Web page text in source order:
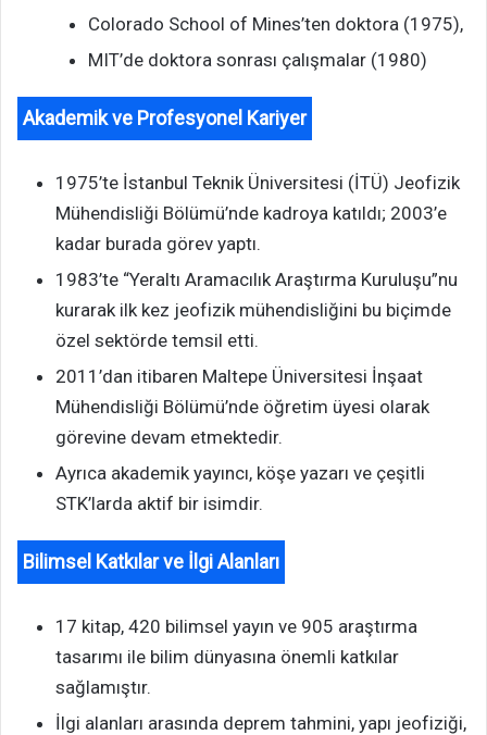
Colorado School of Mines’ten doktora (1975),
MIT’de doktora sonrası çalışmalar (1980)
Akademik ve Profesyonel Kariyer
1975’te İstanbul Teknik Üniversitesi (İTÜ) Jeofizik
Mühendisliği Bölümü’nde kadroya katıldı; 2003’e
kadar burada görev yaptı.
1983’te “Yeraltı Aramacılık Araştırma Kuruluşu”nu
kurarak ilk kez jeofizik mühendisliğini bu biçimde
özel sektörde temsil etti.
2011’dan itibaren Maltepe Üniversitesi İnşaat
Mühendisliği Bölümü’nde öğretim üyesi olarak
görevine devam etmektedir.
Ayrıca akademik yayıncı, köşe yazarı ve çeşitli
STK’larda aktif bir isimdir.
Bilimsel Katkılar ve İlgi Alanları
17 kitap, 420 bilimsel yayın ve 905 araştırma
tasarımı ile bilim dünyasına önemli katkılar
sağlamıştır.
İlgi alanları arasında deprem tahmini, yapı jeofiziği,